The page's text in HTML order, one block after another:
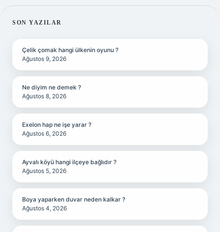
SIDEBAR
SON YAZILAR
Çelik çomak hangi ülkenin oyunu ?
Ağustos 9, 2026
Ne diyim ne demek ?
Ağustos 8, 2026
Exelon hap ne işe yarar ?
Ağustos 6, 2026
Ayvalı köyü hangi ilçeye bağlıdır ?
Ağustos 5, 2026
Boya yaparken duvar neden kalkar ?
Ağustos 4, 2026